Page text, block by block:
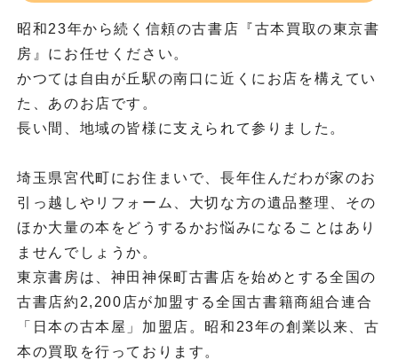
昭和23年から続く信頼の古書店『古本買取の東京書
房』にお任せください。
かつては自由が丘駅の南口に近くにお店を構えてい
た、あのお店です。
長い間、地域の皆様に支えられて参りました。
埼玉県宮代町にお住まいで、長年住んだわが家のお
引っ越しやリフォーム、大切な方の遺品整理、その
ほか大量の本をどうするかお悩みになることはあり
ませんでしょうか。
東京書房は、神田神保町古書店を始めとする全国の
古書店約2,200店が加盟する全国古書籍商組合連合
「日本の古本屋」加盟店。昭和23年の創業以来、古
本の買取を行っております。